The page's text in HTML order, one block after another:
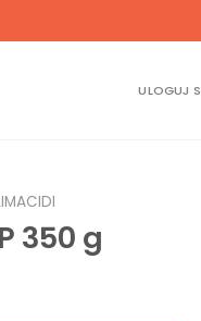
ULOGUJ
350 g